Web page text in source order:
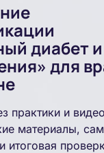
диабет
для
практики и
материалы,
итоговая